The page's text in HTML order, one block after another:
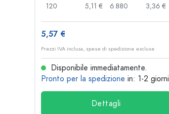
120
5,11 €
6.880
3,36 €
5,57 €
Prezzi IVA inclusa, spese di spedizione escluse
Disponibile immediatamente.
Pronto per la spedizione in: 1-2 giorni
Dettagli